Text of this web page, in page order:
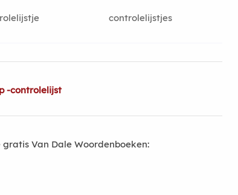
controlelijstjes
-controlelijst
Van Dale Woordenboeken: